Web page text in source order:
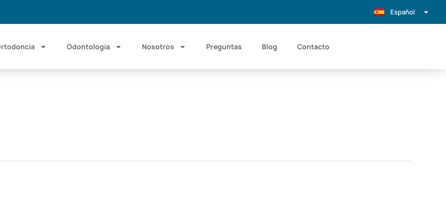
Español
Português
Odontología Nosotros Preguntas Blog Contacto